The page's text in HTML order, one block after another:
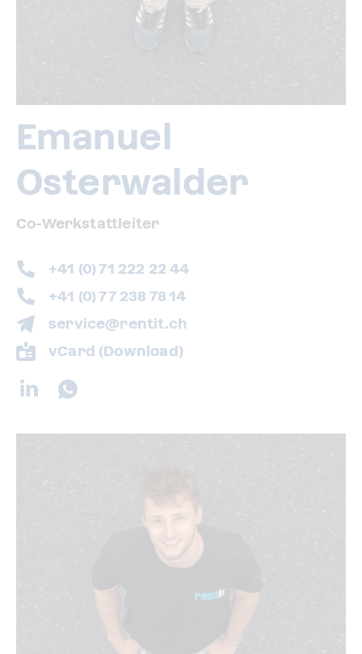
Emanuel
Osterwalder
Co-Werkstattleiter
+41 (0) 71 222 22 44
+41 (0) 77 238 78 14
service@rentit.ch
vCard (Download)